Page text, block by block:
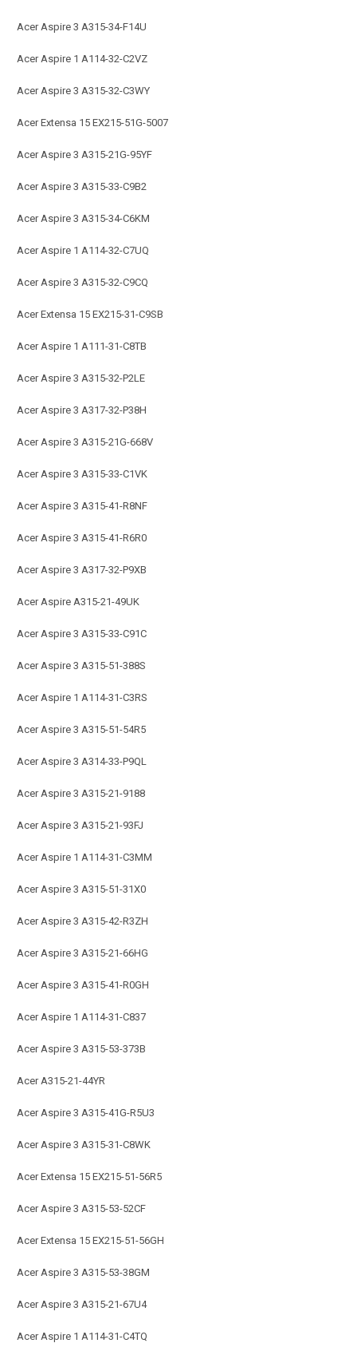
Acer Aspire 3 A315-34-F14U
Acer Aspire 1 A114-32-C2VZ
Acer Aspire 3 A315-32-C3WY
Acer Extensa 15 EX215-51G-5007
Acer Aspire 3 A315-21G-95YF
Acer Aspire 3 A315-33-C9B2
Acer Aspire 3 A315-34-C6KM
Acer Aspire 1 A114-32-C7UQ
Acer Aspire 3 A315-32-C9CQ
Acer Extensa 15 EX215-31-C9SB
Acer Aspire 1 A111-31-C8TB
Acer Aspire 3 A315-32-P2LE
Acer Aspire 3 A317-32-P38H
Acer Aspire 3 A315-21G-668V
Acer Aspire 3 A315-33-C1VK
Acer Aspire 3 A315-41-R8NF
Acer Aspire 3 A315-41-R6R0
Acer Aspire 3 A317-32-P9XB
Acer Aspire A315-21-49UK
Acer Aspire 3 A315-33-C91C
Acer Aspire 3 A315-51-388S
Acer Aspire 1 A114-31-C3RS
Acer Aspire 3 A315-51-54R5
Acer Aspire 3 A314-33-P9QL
Acer Aspire 3 A315-21-9188
Acer Aspire 3 A315-21-93FJ
Acer Aspire 1 A114-31-C3MM
Acer Aspire 3 A315-51-31X0
Acer Aspire 3 A315-42-R3ZH
Acer Aspire 3 A315-21-66HG
Acer Aspire 3 A315-41-R0GH
Acer Aspire 1 A114-31-C837
Acer Aspire 3 A315-53-373B
Acer A315-21-44YR
Acer Aspire 3 A315-41G-R5U3
Acer Aspire 3 A315-31-C8WK
Acer Extensa 15 EX215-51-56R5
Acer Aspire 3 A315-53-52CF
Acer Extensa 15 EX215-51-56GH
Acer Aspire 3 A315-53-38GM
Acer Aspire 3 A315-21-67U4
Acer Aspire 1 A114-31-C4TQ